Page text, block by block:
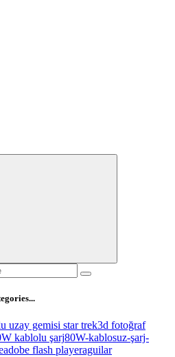
uzay gemisi star trek3d fotoğraf
kablolu şarj80W-kablosuz-şarj-
adobe flash playeraguilar